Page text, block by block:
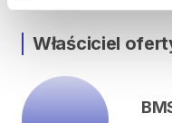
Właściciel